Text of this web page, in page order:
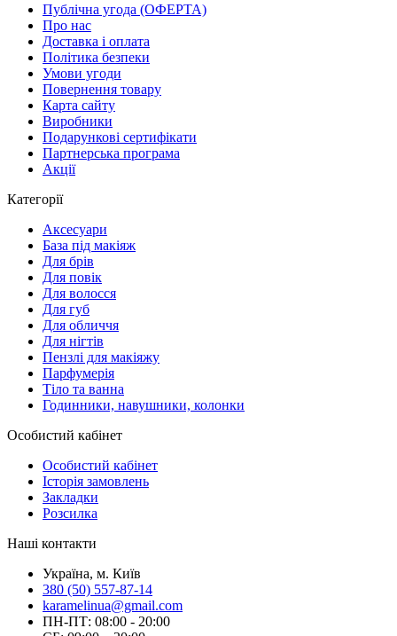
Публічна угода (ОФЕРТА)
Про нас
Доставка і оплата
Політика безпеки
Умови угоди
Повернення товару
Карта сайту
Виробники
Подарункові сертифікати
Партнерська програма
Акції
Категорії
Аксесуари
База під макіяж
Для брів
Для повік
Для волосся
Для губ
Для обличчя
Для нігтів
Пензлі для макіяжу
Парфумерія
Тіло та ванна
Годинники, навушники, колонки
Особистий кабінет
Особистий кабінет
Історія замовлень
Закладки
Розсилка
Наші контакти
Україна, м. Київ
380 (50) 557-87-14
karamelinua@gmail.com
ПН-ПТ: 08:00 - 20:00